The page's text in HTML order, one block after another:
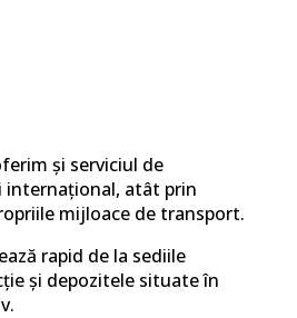
și serviciul de
atât prin
mijloace de transport.
rapid de la sediile
și depozitele situate în